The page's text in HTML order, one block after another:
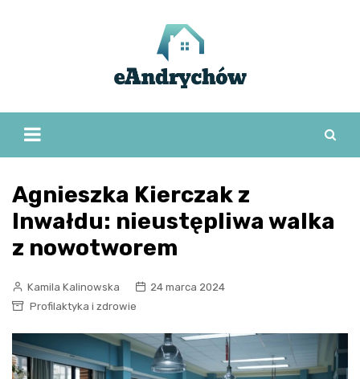
Agnieszka Kierczak z
Inwałdu: nieustępliwa walka
z nowotworem
Kamila Kalinowska
24 marca 2024
Profilaktyka i zdrowie